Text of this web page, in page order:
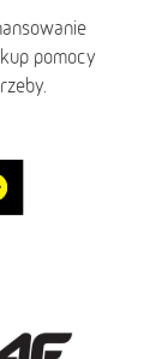
pomocy